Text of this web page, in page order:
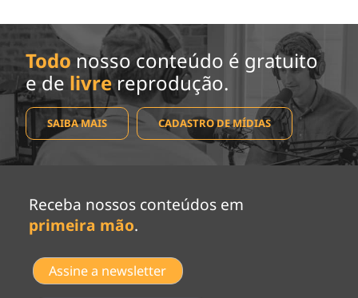
Todo nosso conteúdo é gratuito
e de livrereprodução.
SAIBA MAIS CADASTRO DE MÍDIAS
Receba nossos conteúdos em
primeira mão.
Assine a newsletter